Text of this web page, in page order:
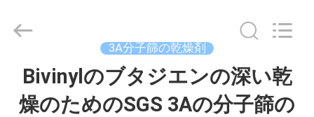
ー
2018
Purification
Co.,Ltd..
3A分子篩の乾燥剤
Bivinylのブタジエンの深い乾
燥のためのSGS 3Aの分子篩の